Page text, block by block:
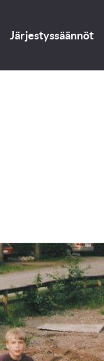
Järjestyssäännöt